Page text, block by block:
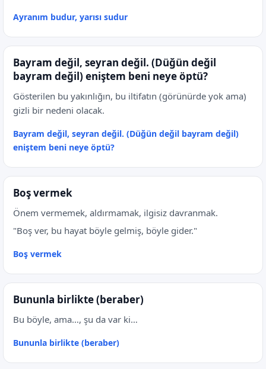
Ayranım budur, yarısı sudur
Bayram değil, seyran değil. (Düğün değil
bayram değil) eniştem beni neye öptü?
Gösterilen bu yakınlığın, bu iltifatın (görünürde yok ama)
gizli bir nedeni olacak.
Bayram değil, seyran değil. (Düğün değil bayram değil)
eniştem beni neye öptü?
Boş vermek
Önem vermemek, aldırmamak, ilgisiz davranmak.
"Boş ver, bu hayat böyle gelmiş, böyle gider."
Boş vermek
Bununla birlikte (beraber)
Bu böyle, ama…, şu da var ki…
Bununla birlikte (beraber)